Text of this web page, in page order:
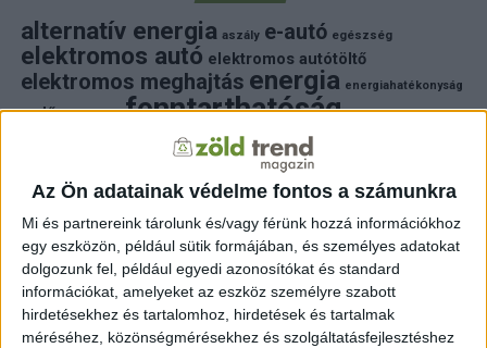
Az Ön adatainak védelme fontos a számunkra
Mi és partnereink tárolunk és/vagy férünk hozzá információkhoz
egy eszközön, például sütik formájában, és személyes adatokat
dolgozunk fel, például egyedi azonosítókat és standard
információkat, amelyeket az eszköz személyre szabott
hirdetésekhez és tartalomhoz, hirdetések és tartalmak
méréséhez, közönségmérésekhez és szolgáltatásfejlesztéshez
alternatív energia aszály e-autó egészség
elektromos autó elektromos autótöltő
elektromos meghajtás energia energiahatékonyság
erdő fejlesztés fenntarthatóság fotovoltaikus
hulladék időjárás klímaváltozás
környezet
környezetvédelem környezetvédelmi hírek
közlekedés megújuló energia mezőgazdaság
napelemnapelemeknapenergia
naperőmű solar solar energy szelektiv hulladék természet
természetvédelem villamosenergia villanyautó víz
autó
zöld energia zöld energiaforrás zöld hirek
állatvédelem áram életmód újrahasznosítás